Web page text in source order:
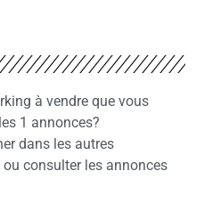
à vendre que vous
1 annonces?
dans les autres
consulter les annonces